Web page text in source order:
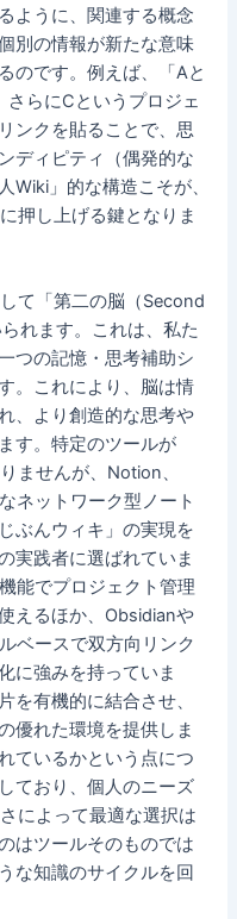
ように、関連する概念
別の情報が新たな意味
のです。例えば、「Aと
さらにCというプロジェ
ンクを貼ることで、思
ディピティ（偶発的な
Wiki」的な構造こそが、
押し上げる鍵となりま
て「第二の脳（Second
れます。これは、私た
つの記憶・思考補助シ
。これにより、脳は情
、より創造的な思考や
す。特定のツールが
ませんが、Notion、
ネットワーク型ノート
ぶんウィキ」の実現を
実践者に選ばれていま
能でプロジェクト管理
えるほか、Obsidianや
ベースで双方向リンク
に強みを持っていま
を有機的に結合させ、
優れた環境を提供しま
ているかという点につ
ており、個人のニーズ
によって最適な選択は
はツールそのものでは
な知識のサイクルを回